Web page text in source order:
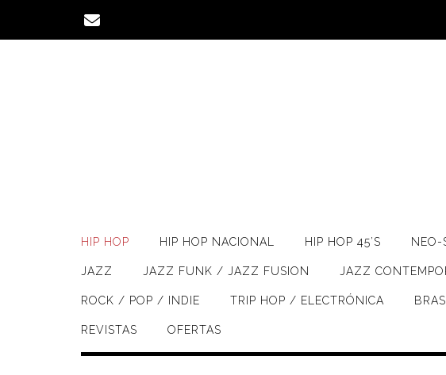
contenido
HIP HOP HIP HOP NACIONAL HIP HOP 45’S NEO-
JAZZ JAZZ FUNK / JAZZ FUSION JAZZ
ROCK / POP / INDIE TRIP HOP / ELECTRÓNICA
REVISTAS OFERTAS